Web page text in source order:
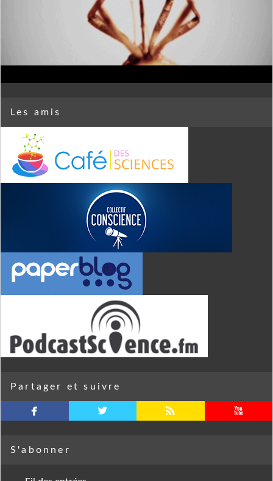
Les amis
Partager et suivre
facebook twitterbird rss youtube
S'abonner